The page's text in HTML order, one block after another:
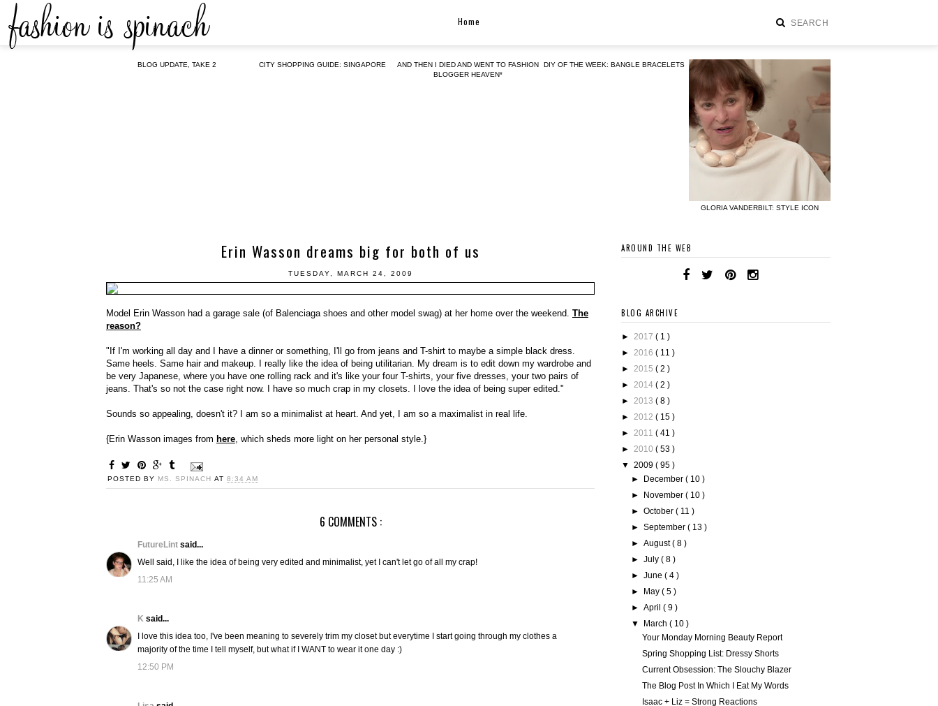
BLOG UPDATE, TAKE 2 CITY SHOPPING GUIDE: SINGAPORE
AND THEN I DIED AND WENT TO FASHION
BLOGGER HEAVEN*
DIY OF THE WEEK: BANGLE BRACELETS
GLORIA VANDERBILT: STYLE ICON
Home
Erin Wasson dreams big for both of us
TUESDAY, MARCH 24, 2009
Model Erin Wasson had a garage sale (of Balenciaga shoes and other model swag) at her home over the weekend. The
reason?
"If I'm working all day and I have a dinner or something, I'll go from jeans and T-shirt to maybe a simple black dress.
Same heels. Same hair and makeup. I really like the idea of being utilitarian. My dream is to edit down my wardrobe and
be very Japanese, where you have one rolling rack and it's like your four T-shirts, your five dresses, your two pairs of
jeans. That's so not the case right now. I have so much crap in my closets. I love the idea of being super edited."
Sounds so appealing, doesn't it? I am so a minimalist at heart. And yet, I am so a maximalist in real life.
{Erin Wasson images from here, which sheds more light on her personal style.}
POSTED BY MS. SPINACH AT 8:34 AM
6 COMMENTS :
FutureLint said...
Well said, I like the idea of being very edited and minimalist, yet I can't let go of all my crap!
11:25 AM
K said...
I love this idea too, I've been meaning to severely trim my closet but everytime I start going through my clothes a
majority of the time I tell myself, but what if I WANT to wear it one day :)
12:50 PM
AROUND THE WEB
BLOG ARCHIVE
► 2017 ( 1 )
► 2016 ( 11 )
► 2015 ( 2 )
► 2014 ( 2 )
► 2013 ( 8 )
► 2012 ( 15 )
► 2011 ( 41 )
► 2010 ( 53 )
▼ 2009 ( 95 )
►
December( 10 )
►
November( 10 )
►October( 11 )
►September( 13 )
►August( 8 )
►July( 8 )
►June( 4 )
►
May( 5 )
►April( 9 )
▼
March( 10 )
Your Monday Morning Beauty Report
Spring Shopping List: Dressy Shorts
Current Obsession: The Slouchy Blazer
The Blog Post In Which I Eat My Words
Isaac + Liz = Strong Reactions